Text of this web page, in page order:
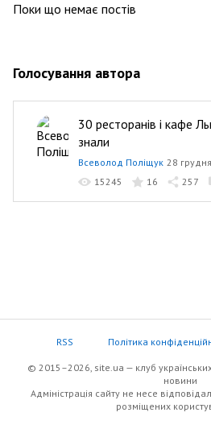
Поки що немає постів
Голосування автора
30 ресторанів і кафе
знали
Всеволод Поліщук 28
15245
16 257
RSS Політика
© 2015–2026, site.ua — клуб
новини
Адміністрація сайту не несе
розміщених